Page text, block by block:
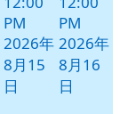
PM
2026年
8月15
日
PM
2026年
8月16
日